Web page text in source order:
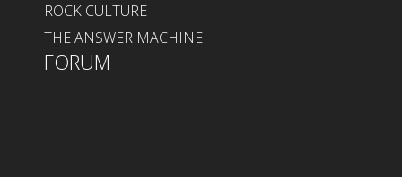
ROCK CULTURE
THE ANSWER MACHINE
FORUM